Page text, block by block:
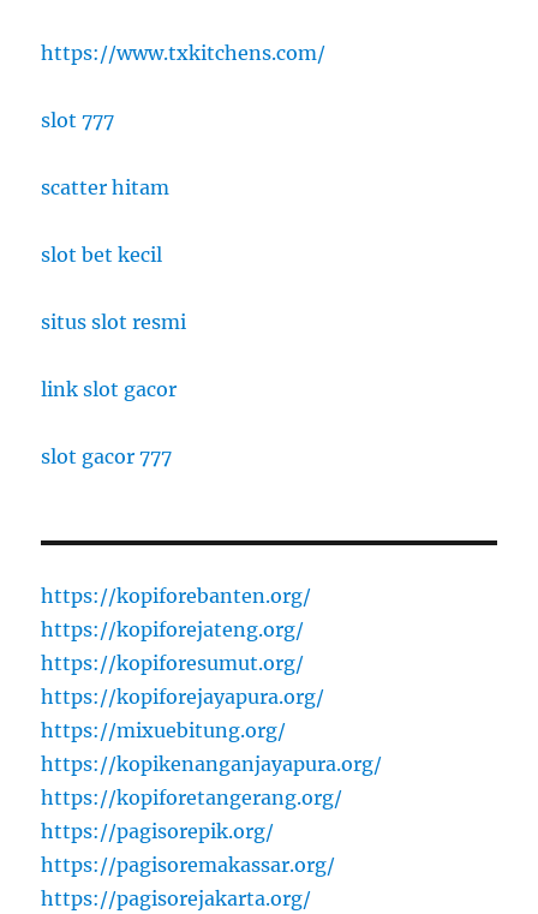
https://www.txkitchens.com/
slot 777
scatter hitam
slot bet kecil
situs slot resmi
link slot gacor
slot gacor 777
https://kopiforebanten.org/
https://kopiforejateng.org/
https://kopiforesumut.org/
https://kopiforejayapura.org/
https://mixuebitung.org/
https://kopikenanganjayapura.org/
https://kopiforetangerang.org/
https://pagisorepik.org/
https://pagisoremakassar.org/
https://pagisorejakarta.org/